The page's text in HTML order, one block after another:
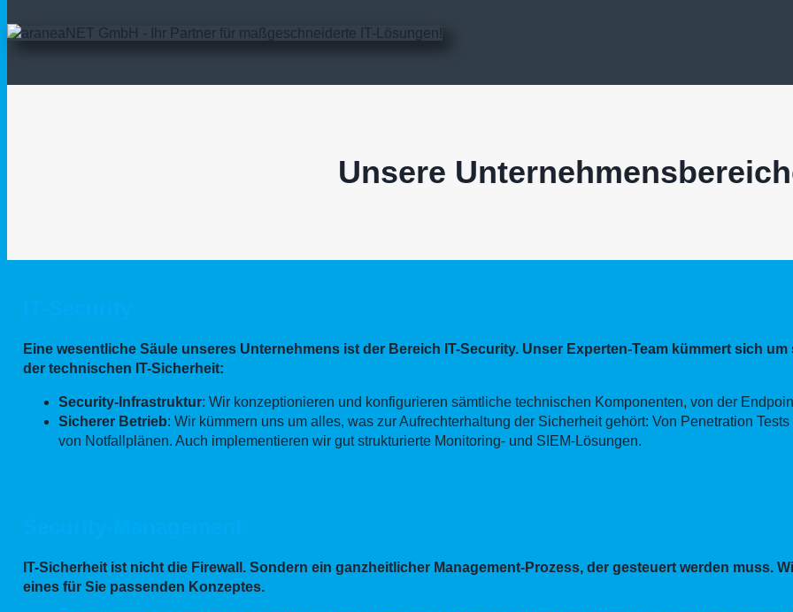
Unsere
Eine wesentliche Säule unseres Unternehmens ist der Bereich IT-Security. Unser Experten-Team kümmert sich
der technischen IT-Sicherheit:
Security-Infrastruktur: Wir konzeptionieren und konfigurieren sämtliche technischen Komponenten, von der
Sicherer Betrieb: Wir kümmern uns um alles, was zur Aufrechterhaltung der Sicherheit gehört: Von Penetration
von Notfallplänen. Auch implementieren wir gut strukturierte Monitoring- und SIEM-Lösungen.
IT-Sicherheit ist nicht die Firewall. Sondern ein ganzheitlicher Management-Prozess, der gesteuert werden muss.
eines für Sie passenden Konzeptes.